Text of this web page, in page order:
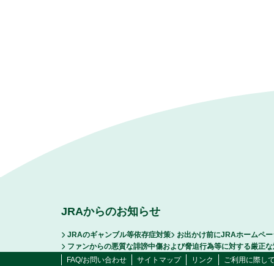
JRAからのお知らせ
JRAのギャンブル等依存症対策
お出かけ前にJRAホームペ
ファンからの悪質な誹謗中傷および脅迫行為等に対する厳正
FAQ/お問い合わせ
サイトマップ リンク ご利用に際し